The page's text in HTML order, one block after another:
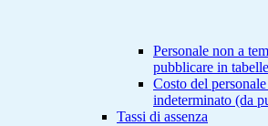
Personale non a
pubblicare in
Costo del
indeterminato (da
Tassi di assenza